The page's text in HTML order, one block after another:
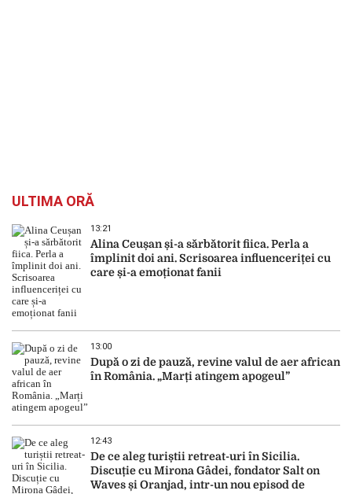
ULTIMA ORĂ
13:21
Alina Ceușan și-a sărbătorit fiica. Perla a
împlinit doi ani. Scrisoarea influenceriței cu
care și-a emoționat fanii
13:00
După o zi de pauză, revine valul de aer african
în România. „Marți atingem apogeul”
12:43
De ce aleg turiștii retreat-uri în Sicilia.
Discuție cu Mirona Gâdei, fondator Salt on
Waves și Oranjad, intr-un nou episod de